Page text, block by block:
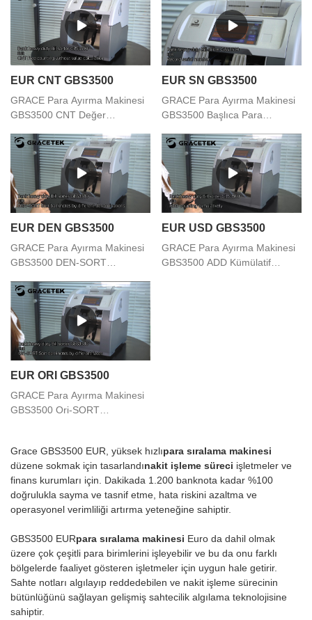
Grace GBS3500 EUR, yüksek hızlıpara sıralama makinesi
düzene sokmak için tasarlandınakit işleme süreci işletmeler ve
finans kurumları için. Dakikada 1.200 banknota kadar %100
doğrulukla sayma ve tasnif etme, hata riskini azaltma ve
operasyonel verimliliği artırma yeteneğine sahiptir.
GBS3500 EURpara sıralama makinesi Euro da dahil olmak
üzere çok çeşitli para birimlerini işleyebilir ve bu da onu farklı
bölgelerde faaliyet gösteren işletmeler için uygun hale getirir.
Sahte notları algılayıp reddedebilen ve nakit işleme sürecinin
bütünlüğünü sağlayan gelişmiş sahtecilik algılama teknolojisine
sahiptir.
EUR CNT GBS3500
GRACE Para Ayırma Makinesi
GBS3500 CNT Değer
Olmadan Ücretsiz Sayma
EUR SN GBS3500
GRACE Para Ayırma Makinesi
GBS3500 Başlıca Para
Yakalama ve Kaydetme İşlevi
EUR DEN GBS3500
GRACE Para Ayırma Makinesi
GBS3500 DEN-SORT
Göre Sıralama Fonksiyonu
EUR USD GBS3500
GRACE Para Ayırma Makinesi
GBS3500 ADD Kümülatif
EUR ORI GBS3500
GRACE Para Ayırma Makinesi
GBS3500 Ori-SORT